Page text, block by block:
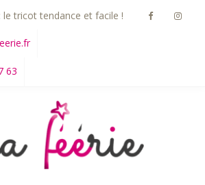
le tricot tendance et facile !
63